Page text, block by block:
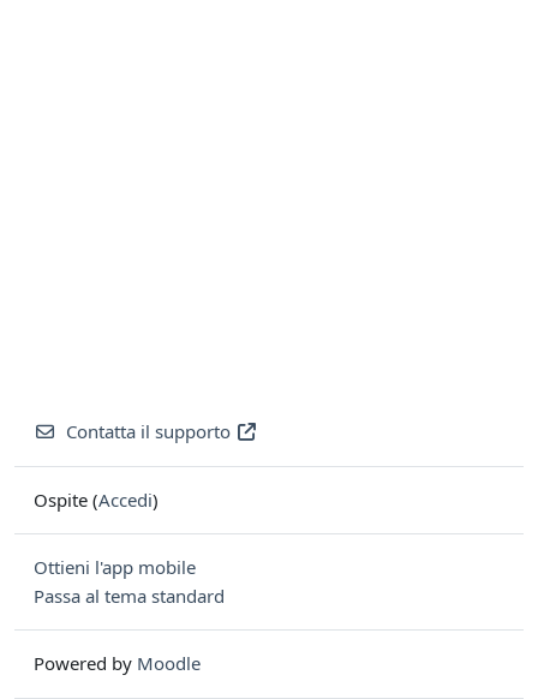
Contatta il supporto
Ospite (Accedi)
Ottieni l'app mobile
Passa al tema standard
Powered by Moodle